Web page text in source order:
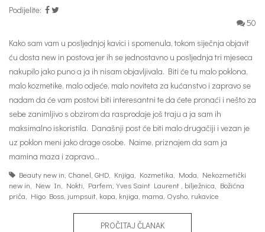
Podijelite:
50
Kako sam vam u posljednjoj kavici i spomenula, tokom siječnja objavit
ću dosta new in postova jer ih se jednostavno u posljednja tri mjeseca
nakupilo jako puno a ja ih nisam objavljivala. Biti će tu malo poklona,
malo kozmetike, malo odjeće, malo noviteta za kućanstvo i zapravo se
nadam da će vam postovi biti interesantni te da ćete pronaći i nešto za
sebe zanimljivo s obzirom da rasprodaje još traju a ja sam ih
maksimalno iskoristila. Današnji post će biti malo drugačiji i vezan je
uz poklon meni jako drage osobe. Naime, priznajem da sam ja
mamina maza i zapravo…
Beauty new in Chanel GHD Knjiga Kozmetika Moda
Nekozmetički
new in
New In Nokti Parfem Yves Saint Laurent bilježnica
Božićna
priča
Higo Boss jumpsuit kapa knjiga mama Oysho rukavice
PROČITAJ ČLANAK